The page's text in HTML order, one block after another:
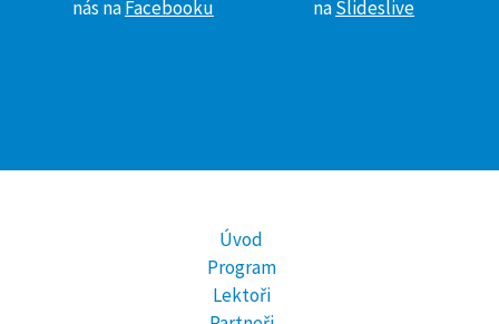
nás naFacebooku
naSlideslive
Úvod
Program
Lektoři